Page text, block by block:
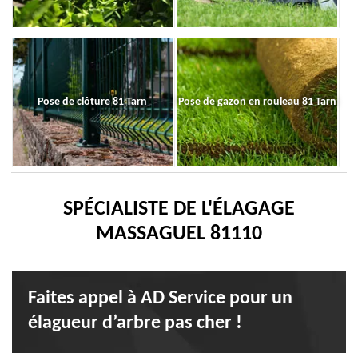
Pose de clôture 81 Tarn Pose de gazon en rouleau 81 Tarn
SPÉCIALISTE DE L'ÉLAGAGE
MASSAGUEL 81110
Faites appel à AD Service pour un
élagueur d’arbre pas cher !